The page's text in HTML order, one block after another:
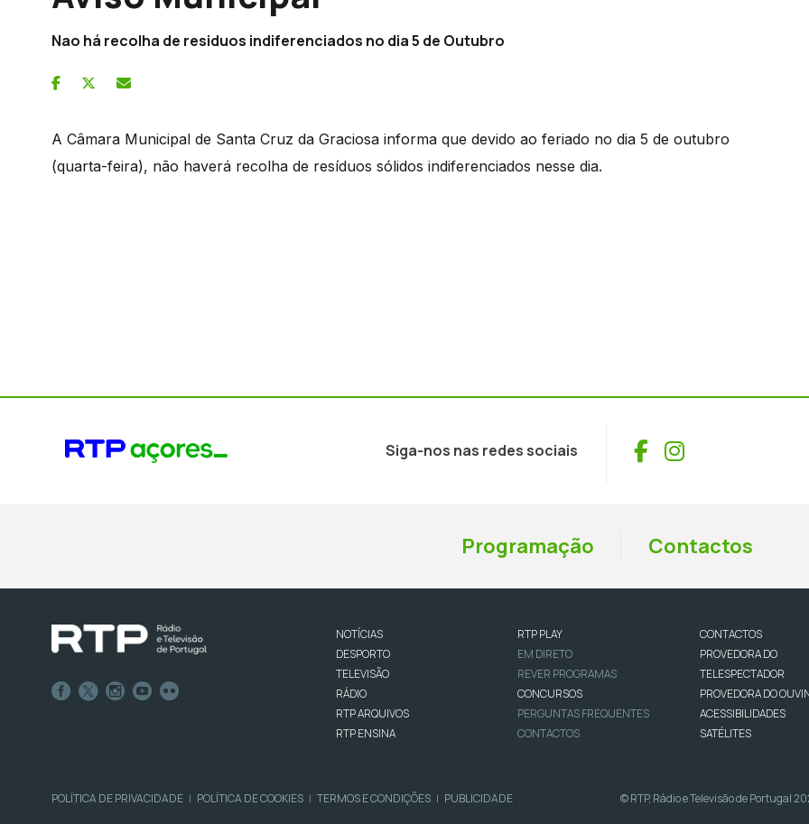
Nao há recolha de residuos indiferenciados no dia 5 de Outubro
A Câmara Municipal de Santa Cruz da Graciosa informa que devido ao feriado no dia 5 de outubro
(quarta-feira), não haverá recolha de resíduos sólidos indiferenciados nesse dia.
Siga-nos nas redes sociais Facebook
Instagram
Programação Contactos
NOTÍCIAS
DESPORTO
TELEVISÃO
RÁDIO
RTP ARQUIVOS
RTP ENSINA
RTP PLAY
EM DIRETO
REVER PROGRAMAS
CONCURSOS
PERGUNTAS FREQUENTES
CONTACTOS
CONTACTOS
PROVEDORA DO
TELESPECTADOR
PROVEDORA DO
ACESSIBILIDADES
SATÉLITES
POLÍTICA DE PRIVACIDADE | POLÍTICA DE COOKIES | TERMOS E CONDIÇÕES | PUBLICIDADE © RTP, Rádio e Televisão de Portugal